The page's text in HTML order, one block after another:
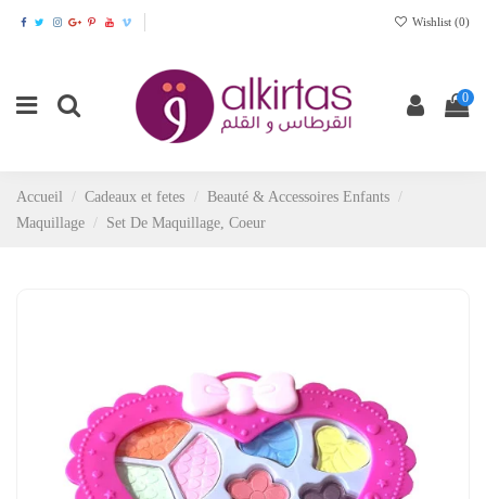
Wishlist (0)
0
Accueil Cadeaux et fetes
Beauté & Accessoires Enfants
Maquillage
Set De Maquillage, Coeur